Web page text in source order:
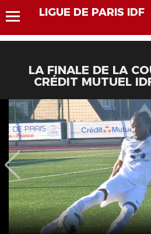
LIGUE DE PARIS IDF
LA FINALE DE LA
CRÉDIT MUTUEL